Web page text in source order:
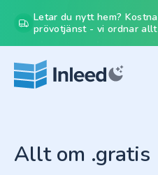
Letar du nytt hem?
prövotjänst - vi ordnar
Allt om .gratis